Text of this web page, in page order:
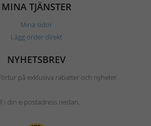
MINA TJÄNSTER
Mina sidor
Lägg order direkt
NYHETSBREV
på exklusiva rabatter och nyheter.
i din e-postadress nedan.